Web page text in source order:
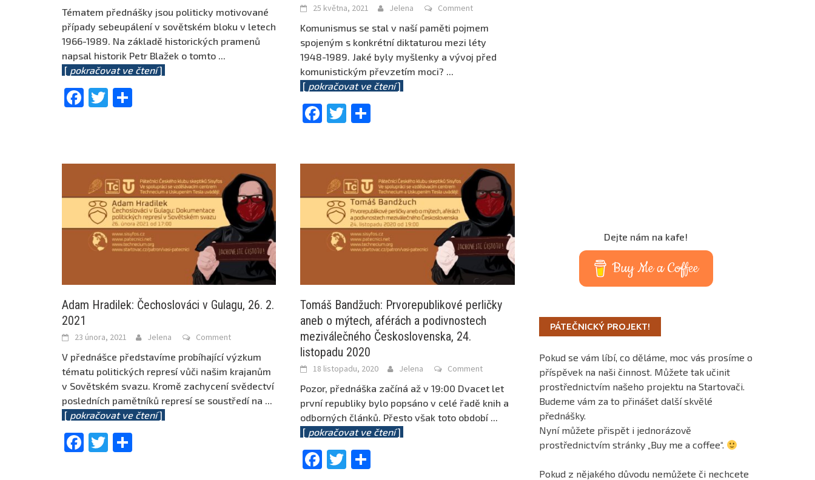
Tématem přednášky jsou politicky motivované
případy sebeupálení v sovětském bloku v letech
1966-1989. Na základě historických pramenů
napsal historik Petr Blažek o tomto ...
[ pokračovat ve čtení]
Facebook
Twitter
25 května, 2021 Jelena Comment
Komunismus se stal v naší paměti pojmem
spojeným s konkrétní diktaturou mezi léty
1948-1989. Jaké byly myšlenky a vývoj před
komunistickým převzetím moci? ...
[ pokračovat ve čtení]
Facebook
Twitter
Adam Hradilek: Čechoslováci v Gulagu, 26. 2.
2021
23 února, 2021 Jelena Comment
V přednášce představíme probíhající výzkum
tématu politických represí vůči našim krajanům
v Sovětském svazu. Kromě zachycení svědectví
posledních pamětníků represí se soustředí na ...
[ pokračovat ve čtení]
Facebook
Twitter
Tomáš Bandžuch: Prvorepublikové perličky
aneb o mýtech, aférách a podivnostech
meziválečného Československa, 24.
listopadu 2020
18 listopadu, 2020 Jelena Comment
Pozor, přednáška začíná až v 19:00 Dvacet let
první republiky bylo popsáno v celé řadě knih a
odborných článků. Přesto však toto období ...
[ pokračovat ve čtení]
Facebook
Twitter
Dejte nám na kafe!
Buy Me a Coffee
PÁTEČNICKÝ PROJEKT!
Pokud se vám líbí, co děláme, moc vás prosíme o
příspěvek na naši činnost. Můžete tak učinit
prostřednictvím našeho projektu na Startovači.
Budeme vám za to přinášet další skvělé
přednášky.
Nyní můžete přispět i jednorázově
prostřednictvím stránky „Buy me a coffee“.
Pokud z nějakého důvodu nemůžete či nechcete